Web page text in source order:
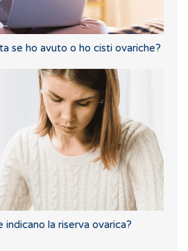
se ho avuto o ho cisti ovariche?
indicano la riserva ovarica?